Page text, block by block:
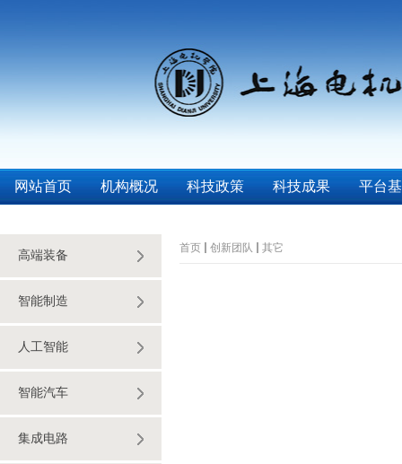
网站首页 机构概况 科技政策 科技成果 平台
高端装备
智能制造
人工智能
智能汽车
集成电路
首页 创新团队 其它